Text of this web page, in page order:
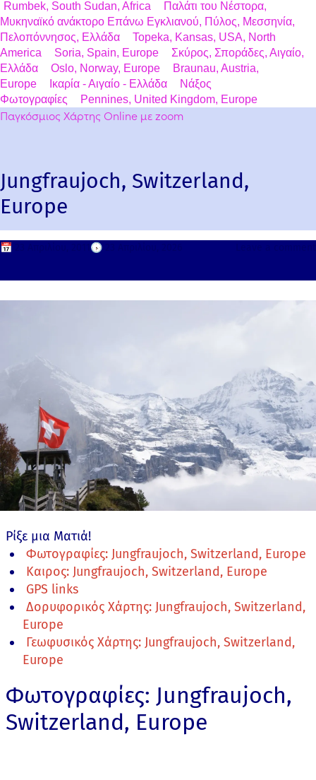
Rumbek, South Sudan, Africa
Παλάτι του Νέστορα,
Μυκηναϊκό ανάκτορο Επάνω Εγκλιανού, Πύλος, Μεσσηνία,
Πελοπόννησος, Ελλάδα
Topeka, Kansas, USA, North
America
Soria, Spain, Europe
Σκύρος, Σποράδες, Αιγαίο,
Ελλάδα
Oslo, Norway, Europe
Braunau, Austria,
Europe
Ικαρία - Αιγαίο - Ελλάδα
Νάξος
Φωτογραφίες
Pennines, United Kingdom, Europe
Παγκόσμιος Χάρτης Online με zoom
Jungfraujoch, Switzerland,
Europe
📅 🕟
Ρίξε μια Ματιά!
Φωτογραφίες: Jungfraujoch, Switzerland, Europe
Καιρος: Jungfraujoch, Switzerland, Europe
GPS links
Δορυφορικός Χάρτης: Jungfraujoch, Switzerland,
Europe
Γεωφυσικός Χάρτης: Jungfraujoch, Switzerland,
Europe
Φωτογραφίες: Jungfraujoch,
Switzerland, Europe